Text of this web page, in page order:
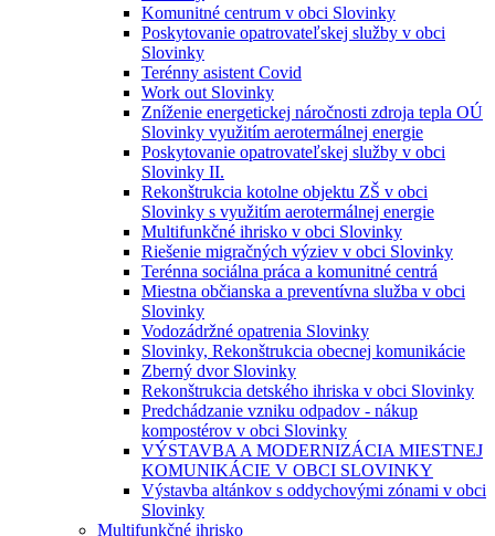
Komunitné centrum v obci Slovinky
Poskytovanie opatrovateľskej služby v obci
Slovinky
Terénny asistent Covid
Work out Slovinky
Zníženie energetickej náročnosti zdroja tepla OÚ
Slovinky využitím aerotermálnej energie
Poskytovanie opatrovateľskej služby v obci
Slovinky II.
Rekonštrukcia kotolne objektu ZŠ v obci
Slovinky s využitím aerotermálnej energie
Multifunkčné ihrisko v obci Slovinky
Riešenie migračných výziev v obci Slovinky
Terénna sociálna práca a komunitné centrá
Miestna občianska a preventívna služba v obci
Slovinky
Vodozádržné opatrenia Slovinky
Slovinky, Rekonštrukcia obecnej komunikácie
Zberný dvor Slovinky
Rekonštrukcia detského ihriska v obci Slovinky
Predchádzanie vzniku odpadov - nákup
kompostérov v obci Slovinky
VÝSTAVBA A MODERNIZÁCIA MIESTNEJ
KOMUNIKÁCIE V OBCI SLOVINKY
Výstavba altánkov s oddychovými zónami v obci
Slovinky
Multifunkčné ihrisko